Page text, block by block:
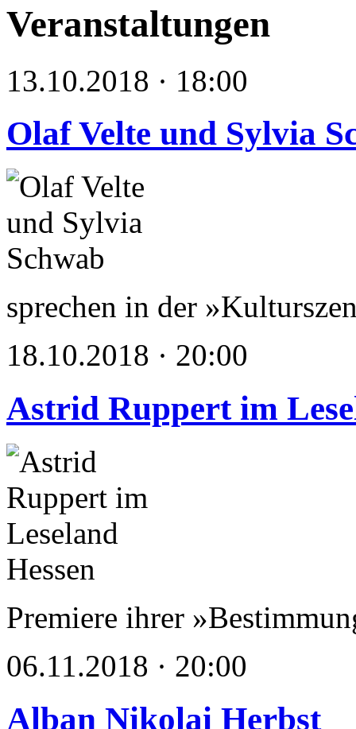
Veranstaltungen
13.10.2018 · 18:00
Olaf Velte und Sylvia
sprechen in der
18.10.2018 · 20:00
Astrid Ruppert im
Premiere ihrer
06.11.2018 · 20:00
Alban Nikolai Herbst